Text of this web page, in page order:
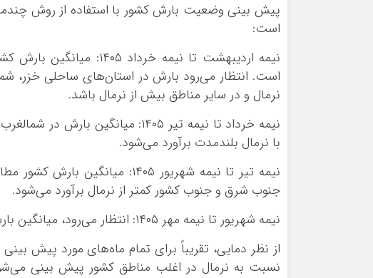
پیش بینی وضعیت بارش کشور با استفاده از روش
است:
نیمه اردیبهشت تا نیمه
است. انتظار می‌رود بارش در استان‌های ساحلی
نرمال و در سایر مناطق بیش از نرمال باشد.
نیمه خرداد تا نیمه تیر ۱۴۰۵:
با نرمال بلندمدت برآورد می‌شود.
نیمه تیر تا نیمه شهریور ۱۴۰۵:
جنوب شرق و جنوب کشور کمتر از نرمال برآورد می‌شود.
نیمه شهریور تا نیمه مهر ۱۴۰۵: انتظار می‌رود، میانگین بارش کشور مطابق با نرمال بلندمدت باشد.